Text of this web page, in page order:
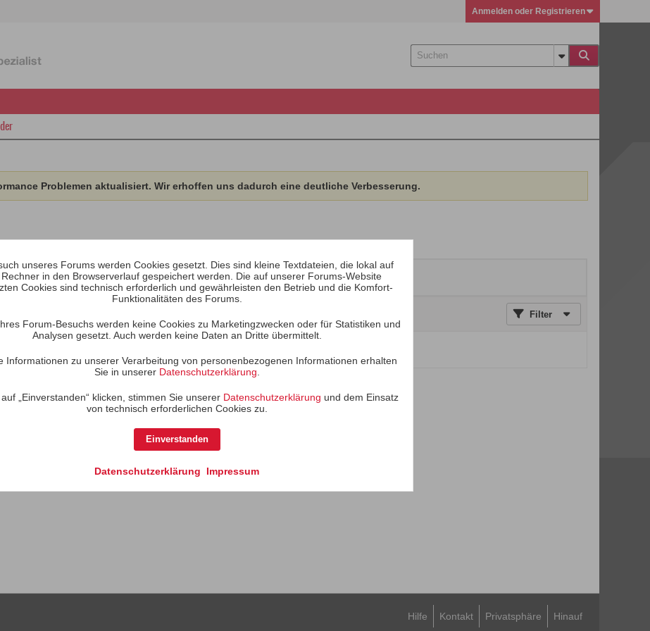
Anmelden oder Registrieren
Problemen aktualisiert. Wir erhoffen uns dadurch eine deutliche Verbesserung.
Aktivitäten Über Medien
Filter
Hilfe Kontakt Privatsphäre Hinauf
unseres Forums werden Cookies gesetzt. Dies sind kleine Textdateien, die lokal auf
in den Browserverlauf gespeichert werden. Die auf unserer Forums-Website
Cookies sind technisch erforderlich und gewährleisten den Betrieb und die Komfort-
Funktionalitäten des Forums.
Forum-Besuchs werden keine Cookies zu Marketingzwecken oder für Statistiken und
Analysen gesetzt. Auch werden keine Daten an Dritte übermittelt.
Informationen zu unserer Verarbeitung von personenbezogenen Informationen erhalten
Sie in unserer Datenschutzerklärung
„Einverstanden“ klicken, stimmen Sie unserer Datenschutzerklärung und dem Einsatz
von technisch erforderlichen Cookies zu.
Datenschutzerklärung Impressum
Einverstanden